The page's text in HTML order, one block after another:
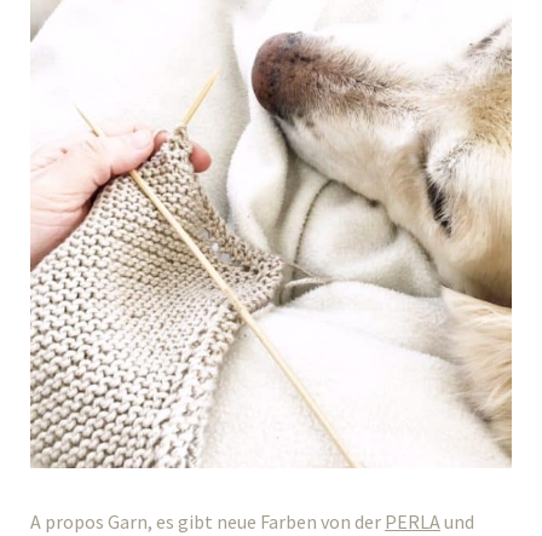
A propos Garn, es gibt neue Farben von der PERLAund